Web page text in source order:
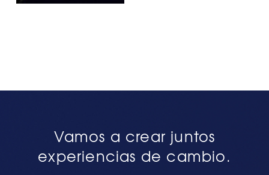
Vamos a crear juntos
experiencias de cambio.